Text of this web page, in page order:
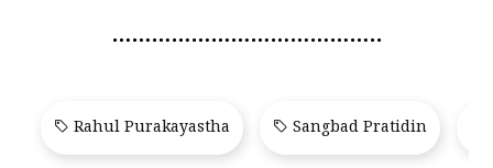
…………………………………..
Rahul Purakayastha Sangbad Pratidin